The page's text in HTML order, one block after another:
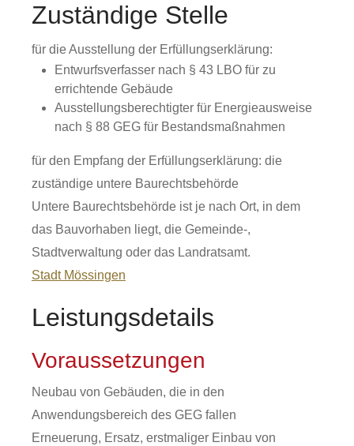
Zuständige Stelle
für die Ausstellung der Erfüllungserklärung:
Entwurfsverfasser nach § 43 LBO für zu
errichtende Gebäude
Ausstellungsberechtigter für Energieausweise
nach § 88 GEG für Bestandsmaßnahmen
für den Empfang der Erfüllungserklärung: die
zuständige untere Baurechtsbehörde
Untere Baurechtsbehörde ist je nach Ort, in dem
das Bauvorhaben liegt, die Gemeinde-,
Stadtverwaltung oder das Landratsamt.
Stadt Mössingen
Leistungsdetails
Voraussetzungen
Neubau von Gebäuden, die in den
Anwendungsbereich des GEG fallen
Erneuerung, Ersatz, erstmaliger Einbau von